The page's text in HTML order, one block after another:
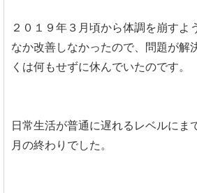
２０１９年３月頃から体調を崩すよ
なか改善しなかったので、問題が解
くは何もせずに休んでいたのです。
日常生活が普通に遅れるレベルにま
月の終わりでした。